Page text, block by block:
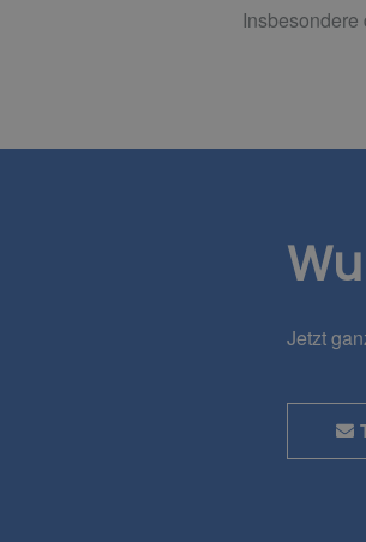
Jetzt